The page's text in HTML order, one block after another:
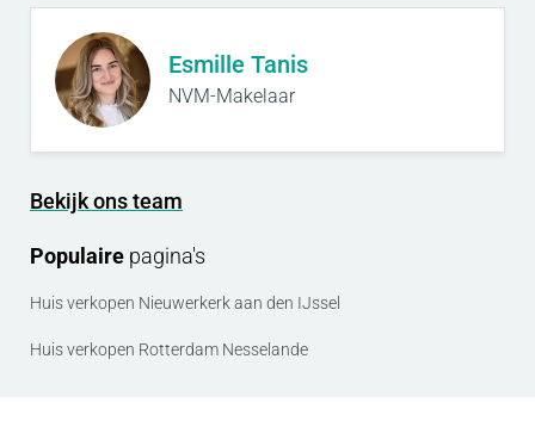
Esmille Tanis
NVM-Makelaar
Bekijk ons team
Populaire pagina's
Huis verkopen Nieuwerkerk aan den IJssel
Huis verkopen Rotterdam Nesselande